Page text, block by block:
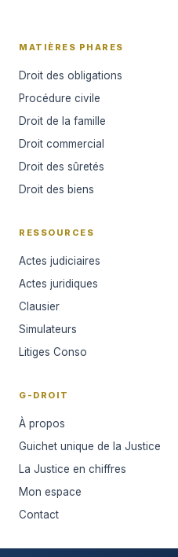
MATIÈRES PHARES
Droit des obligations
Procédure civile
Droit de la famille
Droit commercial
Droit des sûretés
Droit des biens
RESSOURCES
Actes judiciaires
Actes juridiques
Clausier
Simulateurs
Litiges Conso
G-DROIT
À propos
Guichet unique de la Justice
La Justice en chiffres
Mon espace
Contact